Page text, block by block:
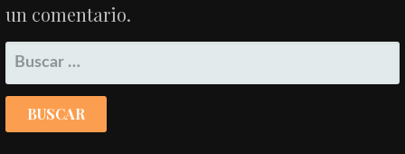
un comentario.
BUSCAR: